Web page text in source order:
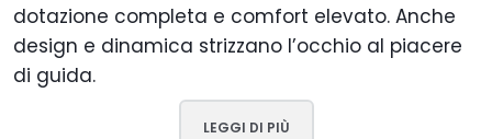
dotazione completa e comfort elevato. Anche
design e dinamica strizzano l’occhio al piacere
di guida.
LEGGI DI PIÙ